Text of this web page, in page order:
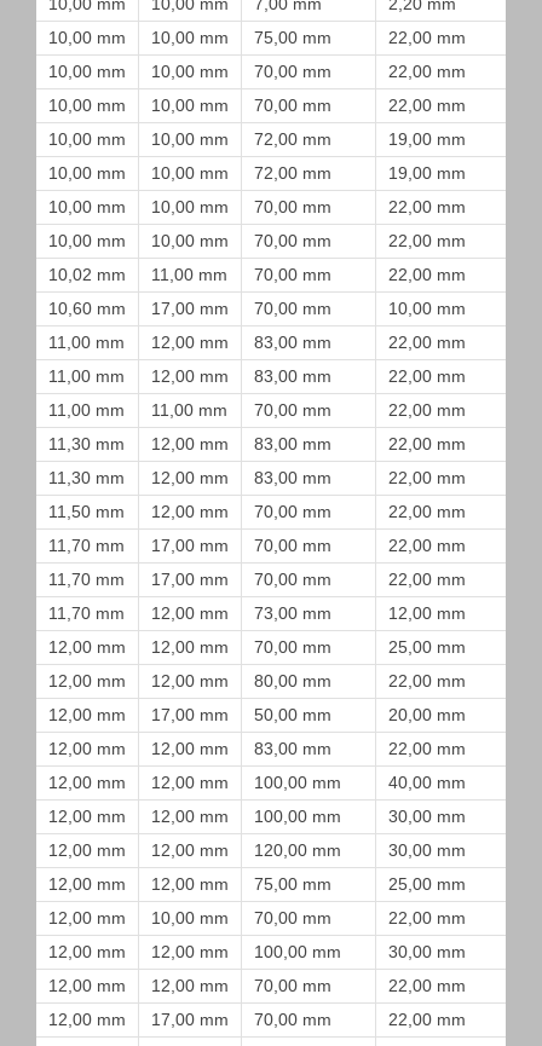
10,00 mm
10,00 mm 75,00 mm
22,00 mm
10,00 mm
10,00 mm 70,00 mm
22,00 mm
10,00 mm
10,00 mm 70,00 mm
22,00 mm
10,00 mm
10,00 mm 72,00 mm
19,00 mm
10,00 mm
10,00 mm 72,00 mm
19,00 mm
10,00 mm
10,00 mm 70,00 mm
22,00 mm
10,00 mm
10,00 mm 70,00 mm
22,00 mm
10,02 mm
11,00 mm 70,00 mm
22,00 mm
10,60 mm
17,00 mm 70,00 mm
10,00 mm
11,00 mm
12,00 mm 83,00 mm
22,00 mm
11,00 mm
12,00 mm 83,00 mm
22,00 mm
11,00 mm
11,00 mm 70,00 mm
22,00 mm
11,30 mm
12,00 mm 83,00 mm
22,00 mm
11,30 mm
12,00 mm 83,00 mm
22,00 mm
11,50 mm
12,00 mm 70,00 mm
22,00 mm
11,70 mm
17,00 mm 70,00 mm
22,00 mm
11,70 mm
17,00 mm 70,00 mm
22,00 mm
11,70 mm
12,00 mm 73,00 mm
12,00 mm
12,00 mm
12,00 mm 70,00 mm
25,00 mm
12,00 mm
12,00 mm 80,00 mm
22,00 mm
12,00 mm
17,00 mm 50,00 mm
20,00 mm
12,00 mm
12,00 mm 83,00 mm
22,00 mm
12,00 mm
12,00 mm 100,00 mm
40,00 mm
12,00 mm
12,00 mm 100,00 mm
30,00 mm
12,00 mm
12,00 mm 120,00 mm
30,00 mm
12,00 mm
12,00 mm 75,00 mm
25,00 mm
12,00 mm
10,00 mm 70,00 mm
22,00 mm
12,00 mm
12,00 mm 100,00 mm
30,00 mm
12,00 mm
12,00 mm 70,00 mm
22,00 mm
12,00 mm
17,00 mm 70,00 mm
22,00 mm